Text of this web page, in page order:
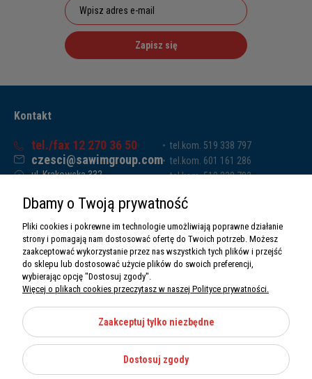
Zapisz się
Kontakt
tel./fax 12 270 36 50
czesci@sawimgroup.com
ul. Krakowska 332,
Sawim Group Mariusz Zdyb sp. k.
NIP: 5130284470
REGON: 5246591010
tel.kom. 519 338 797
tel.kom. 601 161 286
tel.kom. 519 338 793
O nas
Informacje
Moje konto
Dbamy o Twoją prywatność
Pliki cookies i pokrewne im technologie umożliwiają poprawne działanie
strony i pomagają nam dostosować ofertę do Twoich potrzeb. Możesz
zaakceptować wykorzystanie przez nas wszystkich tych plików i przejść
do sklepu lub dostosować użycie plików do swoich preferencji,
wybierając opcję "Dostosuj zgody".
Więcej o plikach cookies przeczytasz w naszej Polityce prywatności.
Zaakceptuj tylko niezbędne
Dostosuj zgody